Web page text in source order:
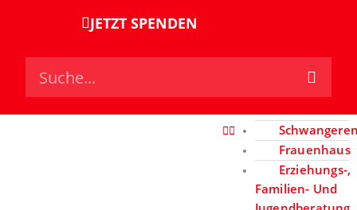
JETZT SPENDEN
Frauenhaus
Erziehungs-,
Familien- Und